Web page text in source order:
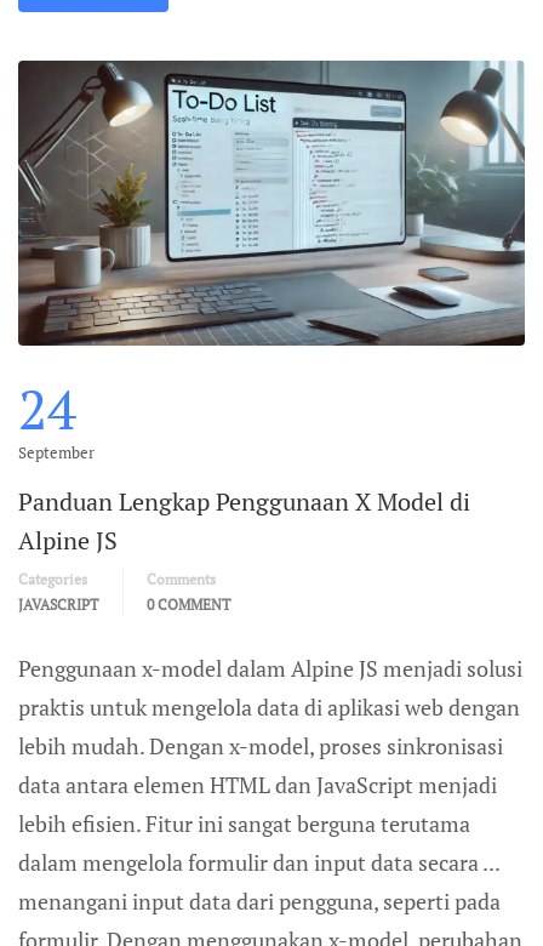
24
September
Panduan Lengkap Penggunaan X Model di
Alpine JS
Categories
JAVASCRIPT
Comments
0 COMMENT
Penggunaan x-model dalam Alpine JS menjadi solusi
praktis untuk mengelola data di aplikasi web dengan
lebih mudah. Dengan x-model, proses sinkronisasi
data antara elemen HTML dan JavaScript menjadi
lebih efisien. Fitur ini sangat berguna terutama
dalam mengelola formulir dan input data secara ...
menangani input data dari pengguna, seperti pada